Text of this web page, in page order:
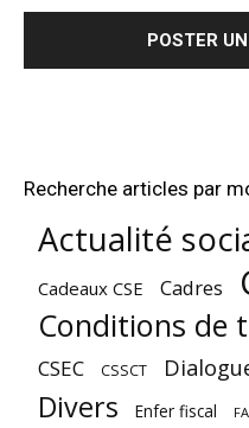
Recherche articles par
Actualité
Cadeaux CSE Cadres
Conditions de
CSEC CSSCT
Divers Enfer fiscal